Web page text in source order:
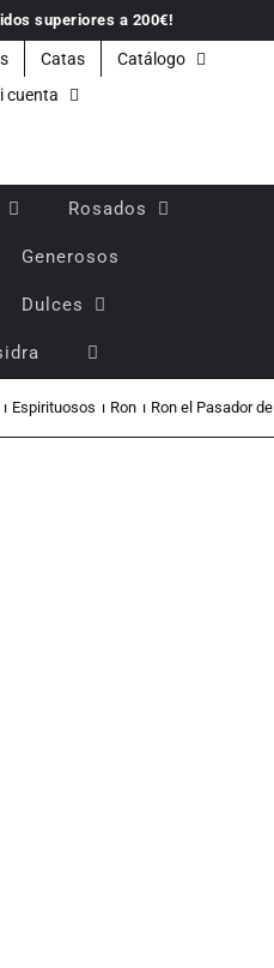
superiores a 200€!
Catas
Catálogo
cuenta
Rosados
Generosos
Dulces
Espirituosos Ron Ron el Pasador